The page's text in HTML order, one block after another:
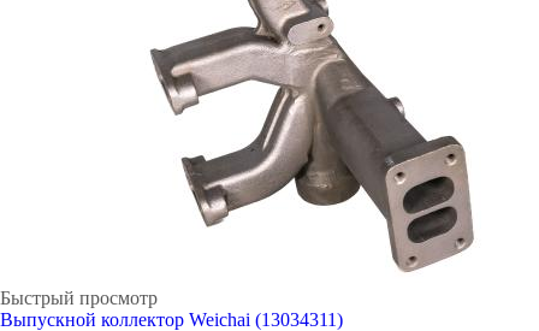
Быстрый просмотр
Выпускной коллектор Weichai (13034311)